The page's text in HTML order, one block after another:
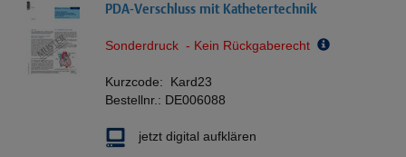
PDA-Verschluss mit Kathetertechnik
Sonderdruck - Kein Rückgaberecht
Kurzcode: Kard23
Bestellnr.: DE006088
jetzt digital aufklären